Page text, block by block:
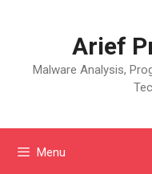
Arief
Malware Analysis,
Menu